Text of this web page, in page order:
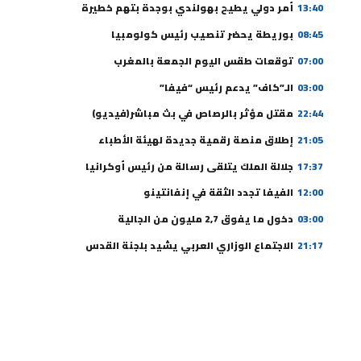
13:40 أمر دولي يطيح بهولندي بوجدة بتهم خطيرة
08:45 بوريطة يحضر تنصيب رئيس كولومبيا
07:00 توقعات طقس اليوم الجمعة بالمغرب
03:00 الـ”كاف” يدعم رئيس “فيفا”
22:44 مقتل مؤثر بالرصاص في بث مباشر(فيديو)
21:05 إطلاق منصة رقمية جديدة لهيئة الأطباء
17:37 جلالة الملك يتلقى رسالة من رئيس أوكرانيا
12:00 الفيفا تجدد الثقة في إنفانتينو
03:00 دخول ما يفوق 2,7 مليون من الجالية
21:17 الاجتماع الوزاري العربي يشيد بلجنة القدس